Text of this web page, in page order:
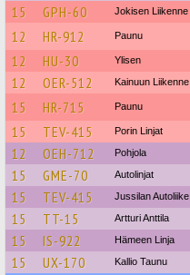
15 GPH-60 Jokisen Liikenne
12 HR-912 Paunu
12 HU-30 Ylisen
12 OER-512 Kainuun Liikenne
15 HR-715 Paunu
15 TEV-415 Porin Linjat
12 OEH-712 Pohjola
15 GME-70 Autolinjat
15 TEV-415 Jussilan Autoliike
15 TT-15 Artturi Anttila
15 IS-922 Hämeen Linja
15 UX-170 Kallio Taunu